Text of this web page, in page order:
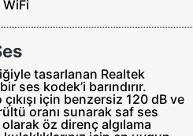
tasarlanan Realtek
ses kodek’i barındırır.
için benzersiz 120 dB ve
oranı sunarak saf ses
öz direnç algılama